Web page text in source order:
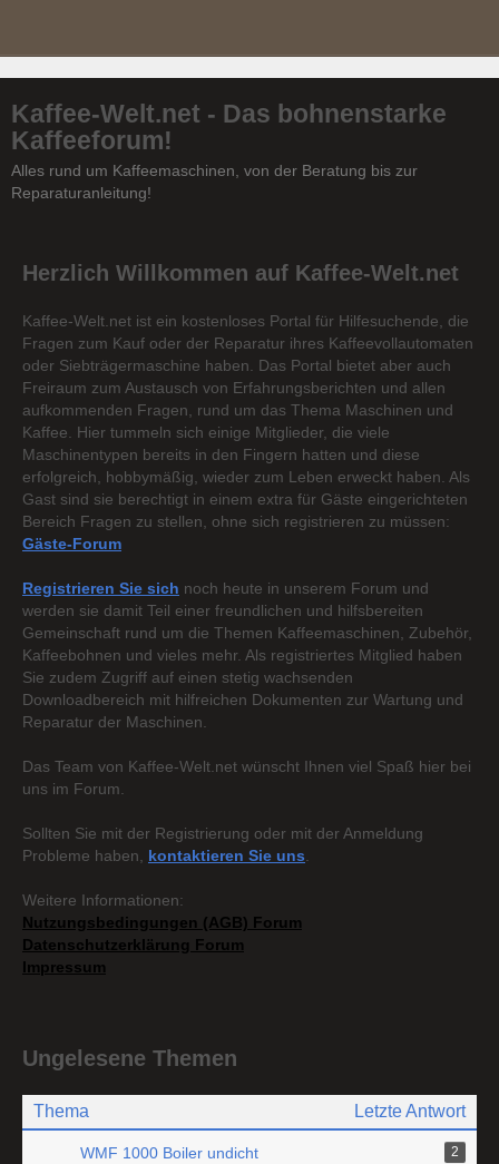
Kaffee-Welt.net - Das bohnenstarke
Kaffeeforum!
Alles rund um Kaffeemaschinen, von der Beratung bis zur
Reparaturanleitung!
Herzlich Willkommen auf Kaffee-Welt.net
Kaffee-Welt.net ist ein kostenloses Portal für Hilfesuchende, die
Fragen zum Kauf oder der Reparatur ihres Kaffeevollautomaten
oder Siebträgermaschine haben. Das Portal bietet aber auch
Freiraum zum Austausch von Erfahrungsberichten und allen
aufkommenden Fragen, rund um das Thema Maschinen und
Kaffee. Hier tummeln sich einige Mitglieder, die viele
Maschinentypen bereits in den Fingern hatten und diese
erfolgreich, hobbymäßig, wieder zum Leben erweckt haben. Als
Gast sind sie berechtigt in einem extra für Gäste eingerichteten
Bereich Fragen zu stellen, ohne sich registrieren zu müssen:
Gäste-Forum
Registrieren Sie sich noch heute in unserem Forum und
werden sie damit Teil einer freundlichen und hilfsbereiten
Gemeinschaft rund um die Themen Kaffeemaschinen, Zubehör,
Kaffeebohnen und vieles mehr. Als registriertes Mitglied haben
Sie zudem Zugriff auf einen stetig wachsenden
Downloadbereich mit hilfreichen Dokumenten zur Wartung und
Reparatur der Maschinen.
Das Team von Kaffee-Welt.net wünscht Ihnen viel Spaß hier bei
uns im Forum.
Sollten Sie mit der Registrierung oder mit der Anmeldung
Probleme haben, kontaktieren Sie uns
Weitere Informationen:
Nutzungsbedingungen (AGB) Forum
Datenschutzerklärung Forum
Impressum
Ungelesene Themen
Thema Letzte Antwort
WMF 1000 Boiler undicht
2